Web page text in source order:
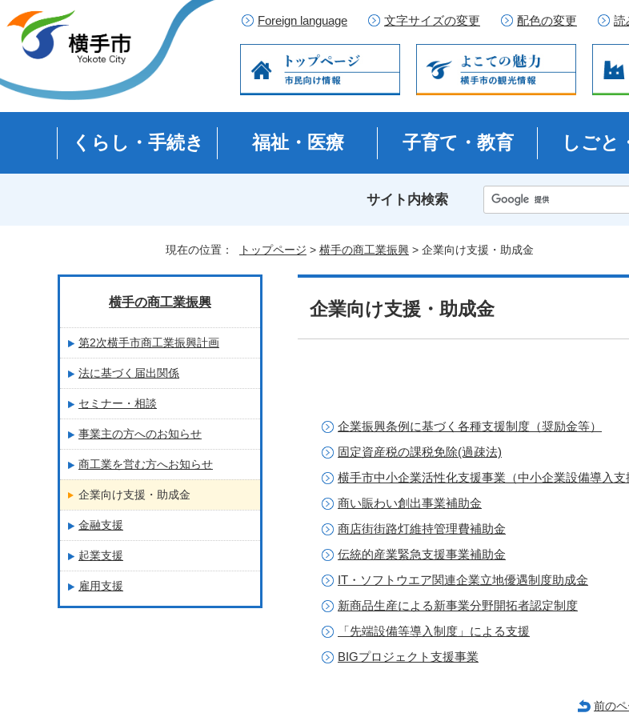
Foreign language 文字サイズの変更 配色の変更 読
くらし・手続き 福祉・医療 子育て・教育 しごと
サイト内検索
現在の位置： トップページ > 横手の商工業振興 > 企業向け支援・助成金
企業向け支援・助成金
企業振興条例に基づく各種支援制度（奨励金等）
固定資産税の課税免除(過疎法)
横手市中小企業活性化支援事業（中小企業設備導入支
商い賑わい創出事業補助金
商店街街路灯維持管理費補助金
伝統的産業緊急支援事業補助金
IT・ソフトウエア関連企業立地優遇制度助成金
新商品生産による新事業分野開拓者認定制度
「先端設備等導入制度」による支援
BIGプロジェクト支援事業
横手の商工業振興
第2次横手市商工業振興計画
法に基づく届出関係
セミナー・相談
事業主の方へのお知らせ
商工業を営む方へお知らせ
企業向け支援・助成金
金融支援
起業支援
雇用支援
前の